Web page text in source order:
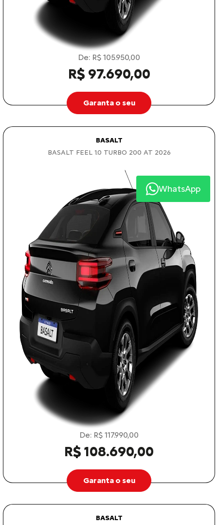
De: R$ 105.950,00
R$ 97.690,00
Garanta o seu
BASALT
BASALT FEEL 1.0 TURBO 200 AT 2026
De: R$ 117.990,00
R$ 108.690,00
Garanta o seu
BASALT
WhatsApp